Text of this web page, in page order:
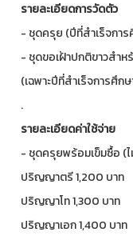
รายละเอียดการวัดตัว
- ชุดครุย (ปีที่สำเร็จกา
- ชุดขอเฝ้าปกติขาวสำ
(เฉพาะปีที่สำเร็จการศึก
.
รายละเอียดค่าใช้จ่าย
- ชุดครุยพร้อมเข็มซื้อ (ไ
ปริญญาตรี 1,200 บาท
ปริญญาโท 1,300 บาท
ปริญญาเอก 1,400 บาท